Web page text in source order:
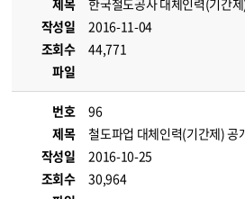
제목
한국철도공사 대체인력(기간
작성일
2016-11-04
조회수
44,771
파일
번호
96
제목
철도파업 대체인력(기간제) 공
작성일
2016-10-25
조회수
30,964